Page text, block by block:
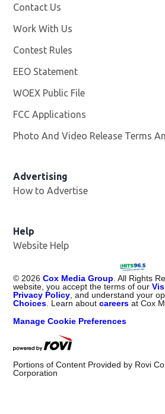
Contact Us
Work With Us
Contest Rules
EEO Statement
WOEX Public File
FCC Applications
Photo And Video Release Terms
Advertising
How to Advertise
Help
Website Help
©2026 Cox Media Group. All Rights
website, you accept the terms of our
Privacy Policy, and understand your
Choices. Learn aboutcareers at Cox
Manage Cookie Preferences
Portions of Content Provided by Rovi
Corporation